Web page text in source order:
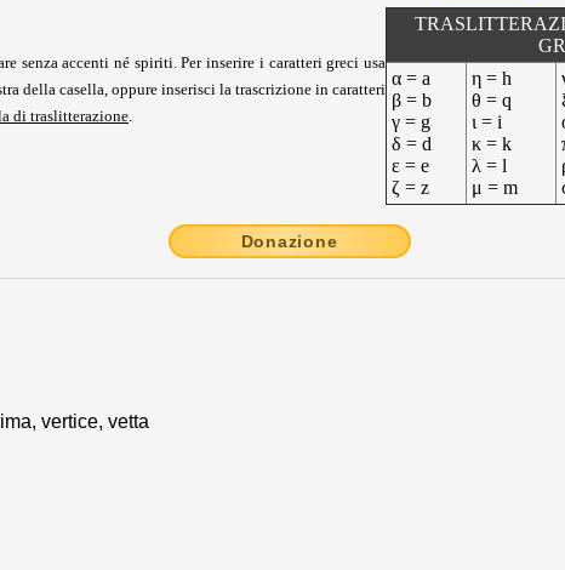
senza accenti né spiriti. Per inserire i caratteri greci usa
della casella, oppure inserisci la trascrizione in caratteri
di traslitterazione.
α = a
β = b
γ = g
δ = d
ε = e
ζ = z
η = h
θ = q
ι = i
κ = k
λ = l
μ = m
Donazione
vertice, vetta